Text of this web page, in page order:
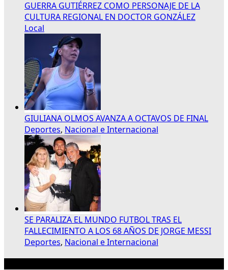
GUERRA GUTIÉRREZ COMO PERSONAJE DE LA
CULTURA REGIONAL EN DOCTOR GONZÁLEZ
Local
GIULIANA OLMOS AVANZA A OCTAVOS DE FINAL
Deportes, Nacional e Internacional
SE PARALIZA EL MUNDO FUTBOL TRAS EL
FALLECIMIENTO A LOS 68 AÑOS DE JORGE MESSI
Deportes, Nacional e Internacional